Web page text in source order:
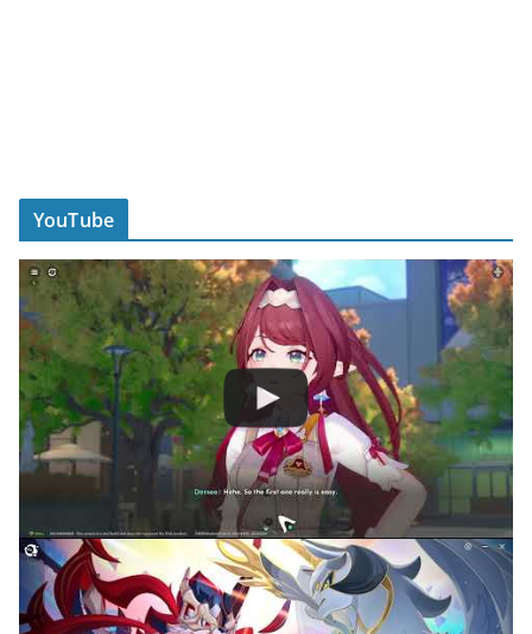
YouTube